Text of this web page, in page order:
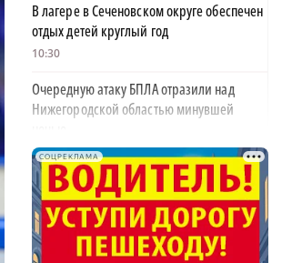
В лагере в Сеченовском округе обеспечен
отдых детей круглый год
10:30
Очередную атаку БПЛА отразили над
Нижегородской областью минувшей
10:18
Поджог устроили на
деревообрабатывающем предприятии в
Воротынском округе
10:03
СОЦРЕКЛАМА